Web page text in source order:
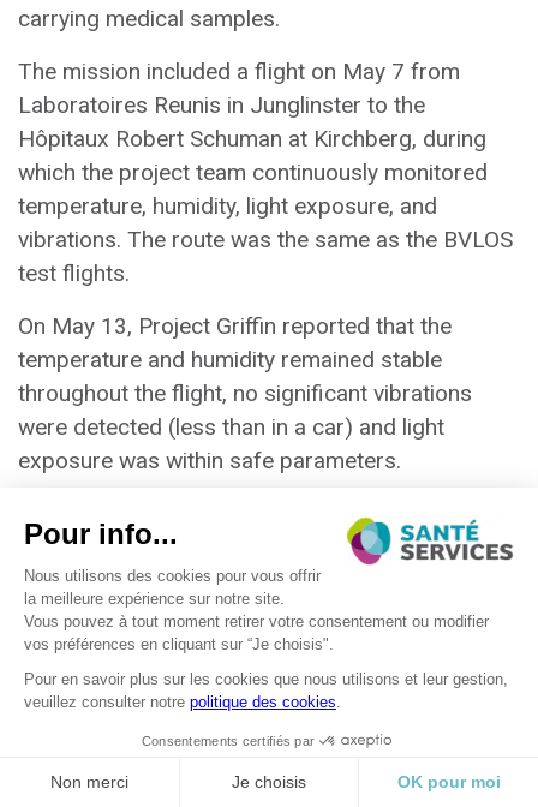
carrying medical samples.
The mission included a flight on May 7 from
Laboratoires Reunis in Junglinster to the
Hôpitaux Robert Schuman at Kirchberg, during
which the project team continuously monitored
temperature, humidity, light exposure, and
vibrations. The route was the same as the BVLOS
test flights.
On May 13, Project Griffin reported that the
temperature and humidity remained stable
throughout the flight, no significant vibrations
were detected (less than in a car) and light
exposure was within safe parameters.
“This successful operation highlights the reliability
and gentleness of drone transport for sensitive
medical materials,” the project team said.
Read the article
INNOVATION & INFORMATION LOGISTIQUE CATERING